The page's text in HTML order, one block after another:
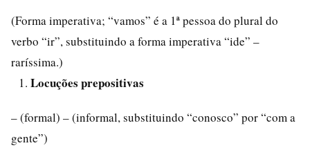
(Forma imperativa; “vamos” é a 1ª pessoa do plural do
verbo “ir”, substituindo a forma imperativa “ide” –
raríssima.)
Locuções prepositivas
– (formal) – (informal, substituindo “conosco” por “com a
gente”)